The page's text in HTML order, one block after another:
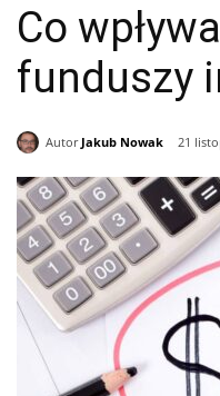
Co
funduszy
Autor Jakub Nowak 21